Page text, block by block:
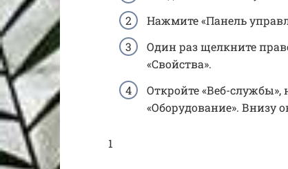
Нажмите «Панель
Один раз щелкните
«Свойства».
Откройте «Веб-
«Оборудование». Внизу
1